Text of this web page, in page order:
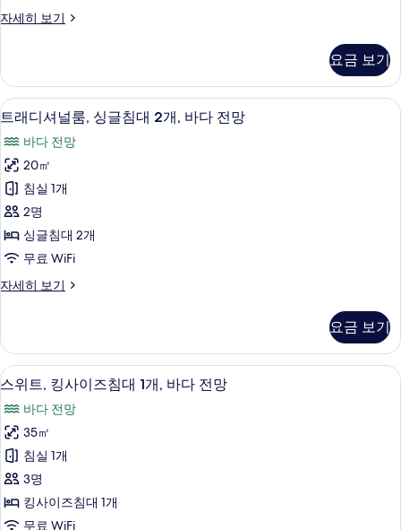
이
침
대
1
개,
바
다
전
망
사
진
보
기
자세히 보기
트
널
룸,
킹
이
즈
침
대
개,
바
다
망
히
보
기
요금 보기
트
디
셔
널
룸,
싱
침
2
개,
바
다
전
망
사
진
모
트래디셔널룸, 싱글침대 2개, 바다 전
5
트래디셔널룸, 싱글침대 2개, 바다 전망
바다 전망
20㎡
침실 1개
2명
싱글침대 2개
무료 WiFi
자세히 보기
트
널
룸,
싱
침
대
2
개,
바
다
전
망
요금 보기
스
트,
킹
사
이
즈
스위트, 킹사이즈침대 1개, 바다 전망 |
9
스위트, 킹사이즈침대 1개, 바다 전망
바다 전망
35㎡
침실 1개
3명
킹사이즈침대 1개
무료 WiFi